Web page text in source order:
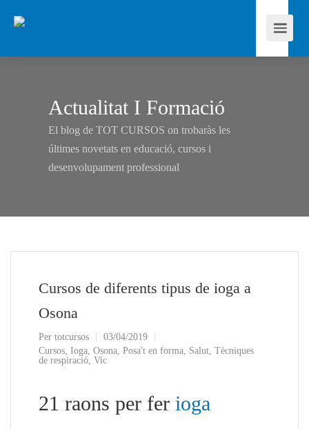
Actualitat I Formació
El blog de TOT CURSOS on trobaràs les
últimes novetats en educació, cursos i
desenvolupament professional
Cursos de diferents tipus de ioga a
Osona
Per totcursos
03/04/2019
Cursos, Ioga, Osona, Posa't en forma, Salut, Tècniques
de respiració, Vic
21 raons per fer ioga